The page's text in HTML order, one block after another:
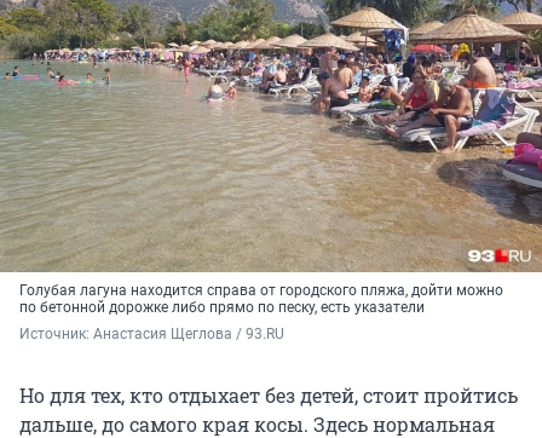
Голубая лагуна находится справа от городского пляжа, дойти можно
по бетонной дорожке либо прямо по песку, есть указатели
Источник: Анастасия Щеглова / 93.RU
Но для тех, кто отдыхает без детей, стоит пройтись
дальше, до самого края косы. Здесь нормальная